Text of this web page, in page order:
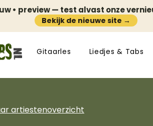
• preview — test alvast onze
Bekijk de nieuwe site →
Gitaarles Liedjes & Tabs
artiestenoverzicht